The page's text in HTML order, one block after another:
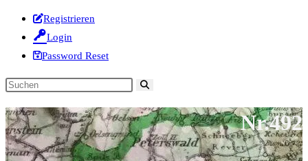
Registrieren
Login
Password Reset
Diese
durchsuchen
Nr.492